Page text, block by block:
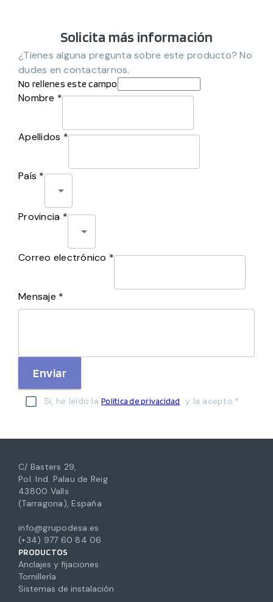
Solicita más información
¿Tienes alguna pregunta sobre este producto? No
dudes en contactarnos.
No rellenes este campo
Nombre *
Apellidos *
País *
Provincia *
Correo electrónico *
Mensaje *
Enviar
Sí, he leído la Política de privacidad y la acepto.*
C/ Basters 29,
Pol. Ind. Palau de Reig
43800 Valls
(Tarragona), España
info@grupodesa.es
(+34) 977 60 84 06
PRODUCTOS
Anclajes y fijaciones
Tornillería
Sistemas de instalación